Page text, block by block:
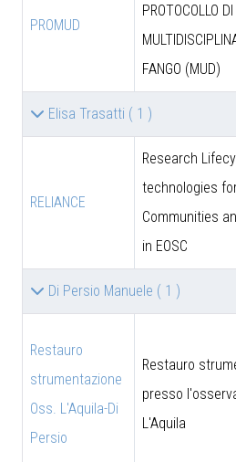
PROMUD
PROTOCOLLO
FANGO (MUD)
Elisa Trasatti ( 1 )
RELIANCE
Research
technologies
Communities
in EOSC
Di Persio Manuele ( 1 )
Restauro
strumentazione
Oss. L'Aquila-Di
Persio
Restauro
presso
L'Aquila